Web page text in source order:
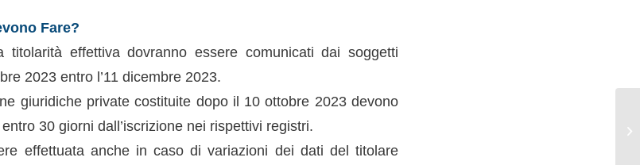
Fare?
effettiva dovranno essere comunicati dai soggetti
2023 entro l’11 dicembre 2023.
giuridiche private costituite dopo il 10 ottobre 2023 devono
30 giorni dall’iscrizione nei rispettivi registri.
effettuata anche in caso di variazioni dei dati del titolare